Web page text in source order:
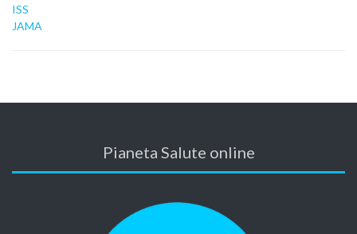
ISS
JAMA
Pianeta Salute online